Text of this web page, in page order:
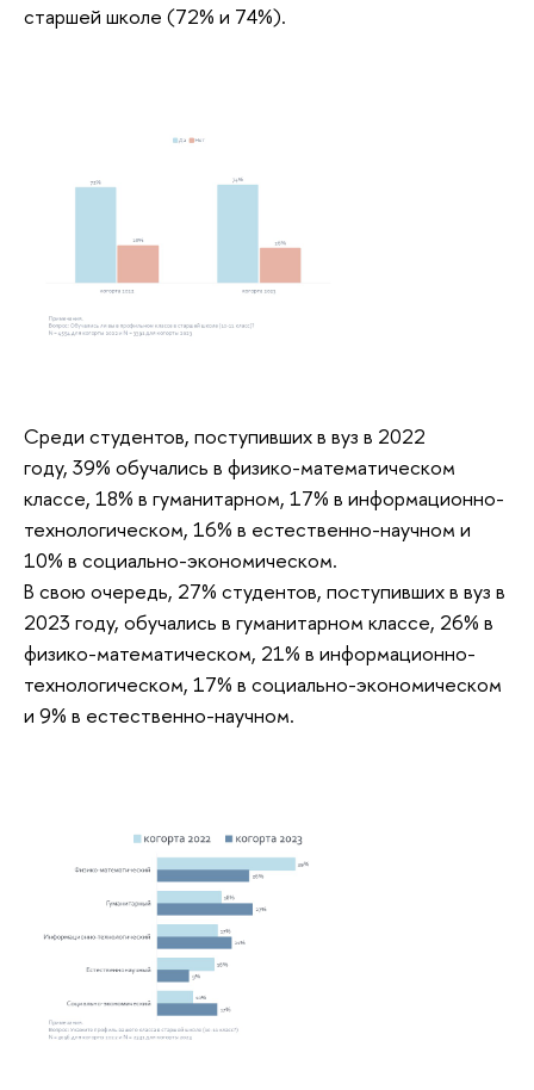
старшей школе (72% и 74%).
Среди студентов, поступивших в вуз в 2022
году, 39% обучались в физико-математическом
классе, 18% в гуманитарном, 17% в информационно-
технологическом, 16% в естественно-научном и
10% в социально-экономическом.
В свою очередь, 27% студентов, поступивших в вуз в
2023 году, обучались в гуманитарном классе, 26% в
физико-математическом, 21% в информационно-
технологическом, 17% в социально-экономическом
и 9% в естественно-научном.